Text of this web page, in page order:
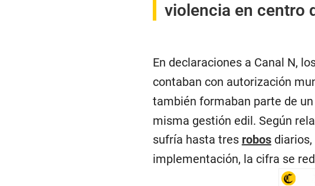
violencia en centro
En declaraciones a Canal N,
contaban con autorización
también formaban parte de un
misma gestión edil. Según
sufría hasta tres robosdiarios,
implementación, la cifra se